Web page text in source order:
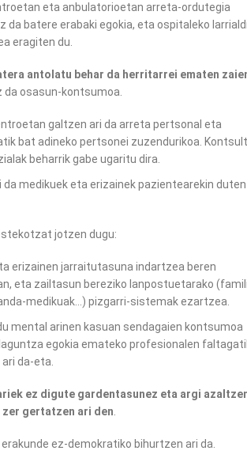
eta anbulatorioetan arreta-ordutegia
da batere erabaki egokia, eta ospitaleko
eragiten du.
antolatu behar da herritarrei ematen
da osasun-kontsumoa.
galtzen ari da arreta pertsonal eta
bat adineko pertsonei zuzendurikoa.
beharrik gabe ugaritu dira.
da medikuek eta erizainek pazientearekin duten
jotzen dugu:
erizainen jarraitutasuna indartzea beren
eta zailtasun bereziko lanpostuetarako
medikuak…) pizgarri-sistemak ezartzea.
mental arinen kasuan sendagaien kontsumoa
egokia emateko profesionalen
da-eta.
ez digute gardentasunez eta argi
zer gertatzen ari den.
ez-demokratiko bihurtzen ari da.